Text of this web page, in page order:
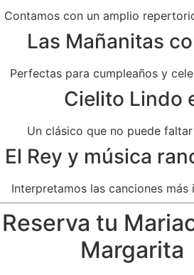
Contamos con un amplio
Las Mañanitas
Perfectas para cumpleaños y
Cielito Lindo
Un clásico que no puede
El Rey y música
Interpretamos las canciones más
Reserva tu
Margarita